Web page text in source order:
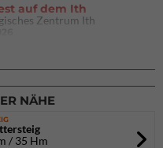
auf dem Ith
Zentrum Ith
Arco
NÄHE
/ 35 Hm